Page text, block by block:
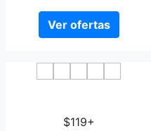
Ver ofertas
$119+